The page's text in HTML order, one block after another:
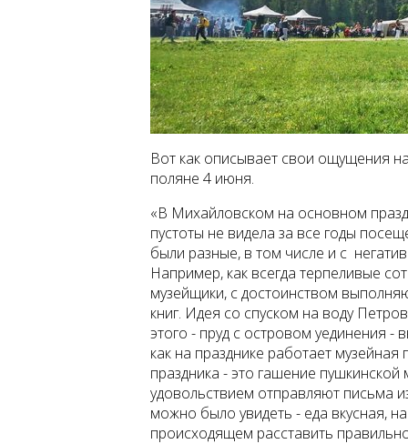
Вот как описывает свои ощущения
поляне 4 июня.
«В Михайловском на основном
пустоты не видела за все годы
были разные, в том числе и с
Например, как всегда терпеливые
музейщики, с достоинством
книг. Идея со спуском на воду
этого - пруд с островом уединения -
как на празднике работает
праздника - это гашение
удовольствием отправляют письма
можно было увидеть - еда вкусная,
происходящем расставить